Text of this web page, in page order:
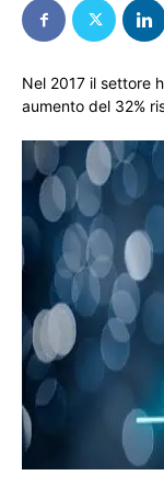
Nel 2017 il settore
aumento del 32%